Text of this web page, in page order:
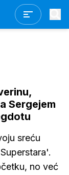
Sergejem
sreću
no već